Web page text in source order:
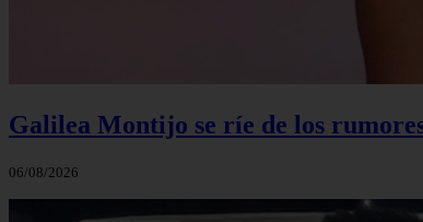
Galilea Montijo se ríe de los
06/08/2026